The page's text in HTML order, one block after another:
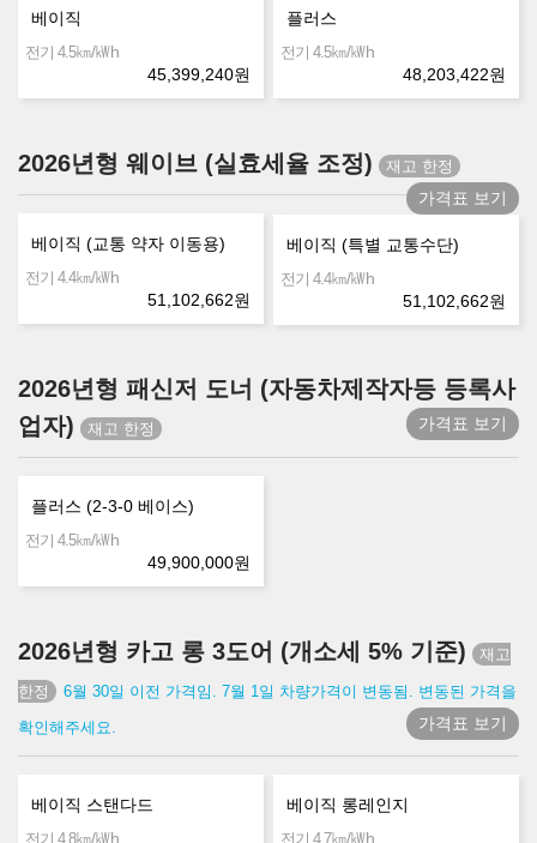
베이직
전기 4.5㎞/㎾h
45,399,240원
플러스
전기 4.5㎞/㎾h
48,203,422원
2026년형 웨이브 (실효세율 조정)
가격표 보기
베이직 (교통 약자 이동용)
전기 4.4㎞/㎾h
51,102,662원
베이직 (특별 교통수단)
전기 4.4㎞/㎾h
51,102,662원
2026년형 패신저 도너 (자동차제작자등 등록사
업자)
가격표 보기
플러스 (2-3-0 베이스)
전기 4.5㎞/㎾h
49,900,000원
2026년형 카고 롱 3도어 (개소세 5% 기준)
6월 30일 이전 가격임. 7월 1일 차량가격이 변동됨. 변동된 가격을
확인해주세요.
가격표 보기
베이직 스탠다드
전기 4.8㎞/㎾h
베이직 롱레인지
전기 4.7㎞/㎾h